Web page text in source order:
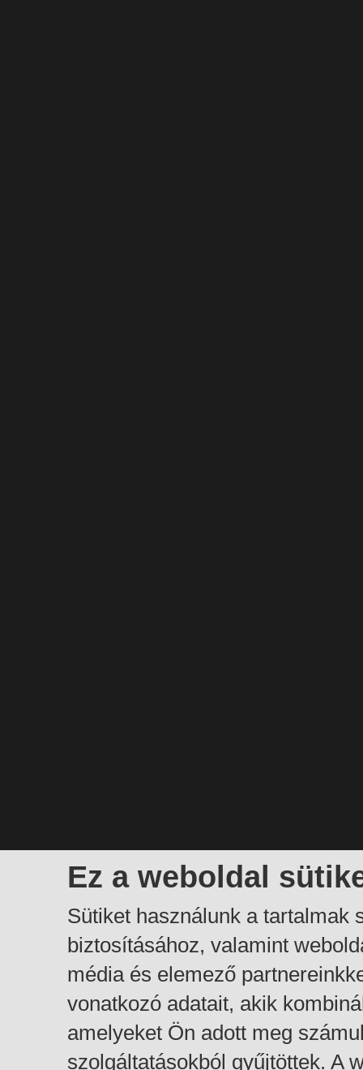
Ez a weboldal
Sütiket használunk a tartalmak
biztosításához, valamint
média és elemező
vonatkozó adatait, akik
amelyeket Ön adott meg
szolgáltatásokból gyűjtöttek. A